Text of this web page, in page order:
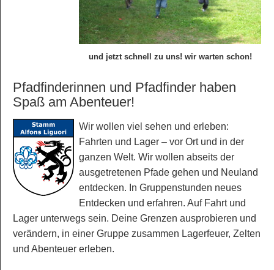
und jetzt schnell zu uns! wir warten schon!
Pfadfinderinnen und Pfadfinder haben
Spaß am Abenteuer!
Wir wollen viel sehen und erleben:
Fahrten und Lager – vor Ort und in der
ganzen Welt. Wir wollen abseits der
ausgetretenen Pfade gehen und Neuland
entdecken. In Gruppenstunden neues
Entdecken und erfahren. Auf Fahrt und
Lager unterwegs sein. Deine Grenzen ausprobieren und
verändern, in einer Gruppe zusammen Lagerfeuer, Zelten
und Abenteuer erleben.